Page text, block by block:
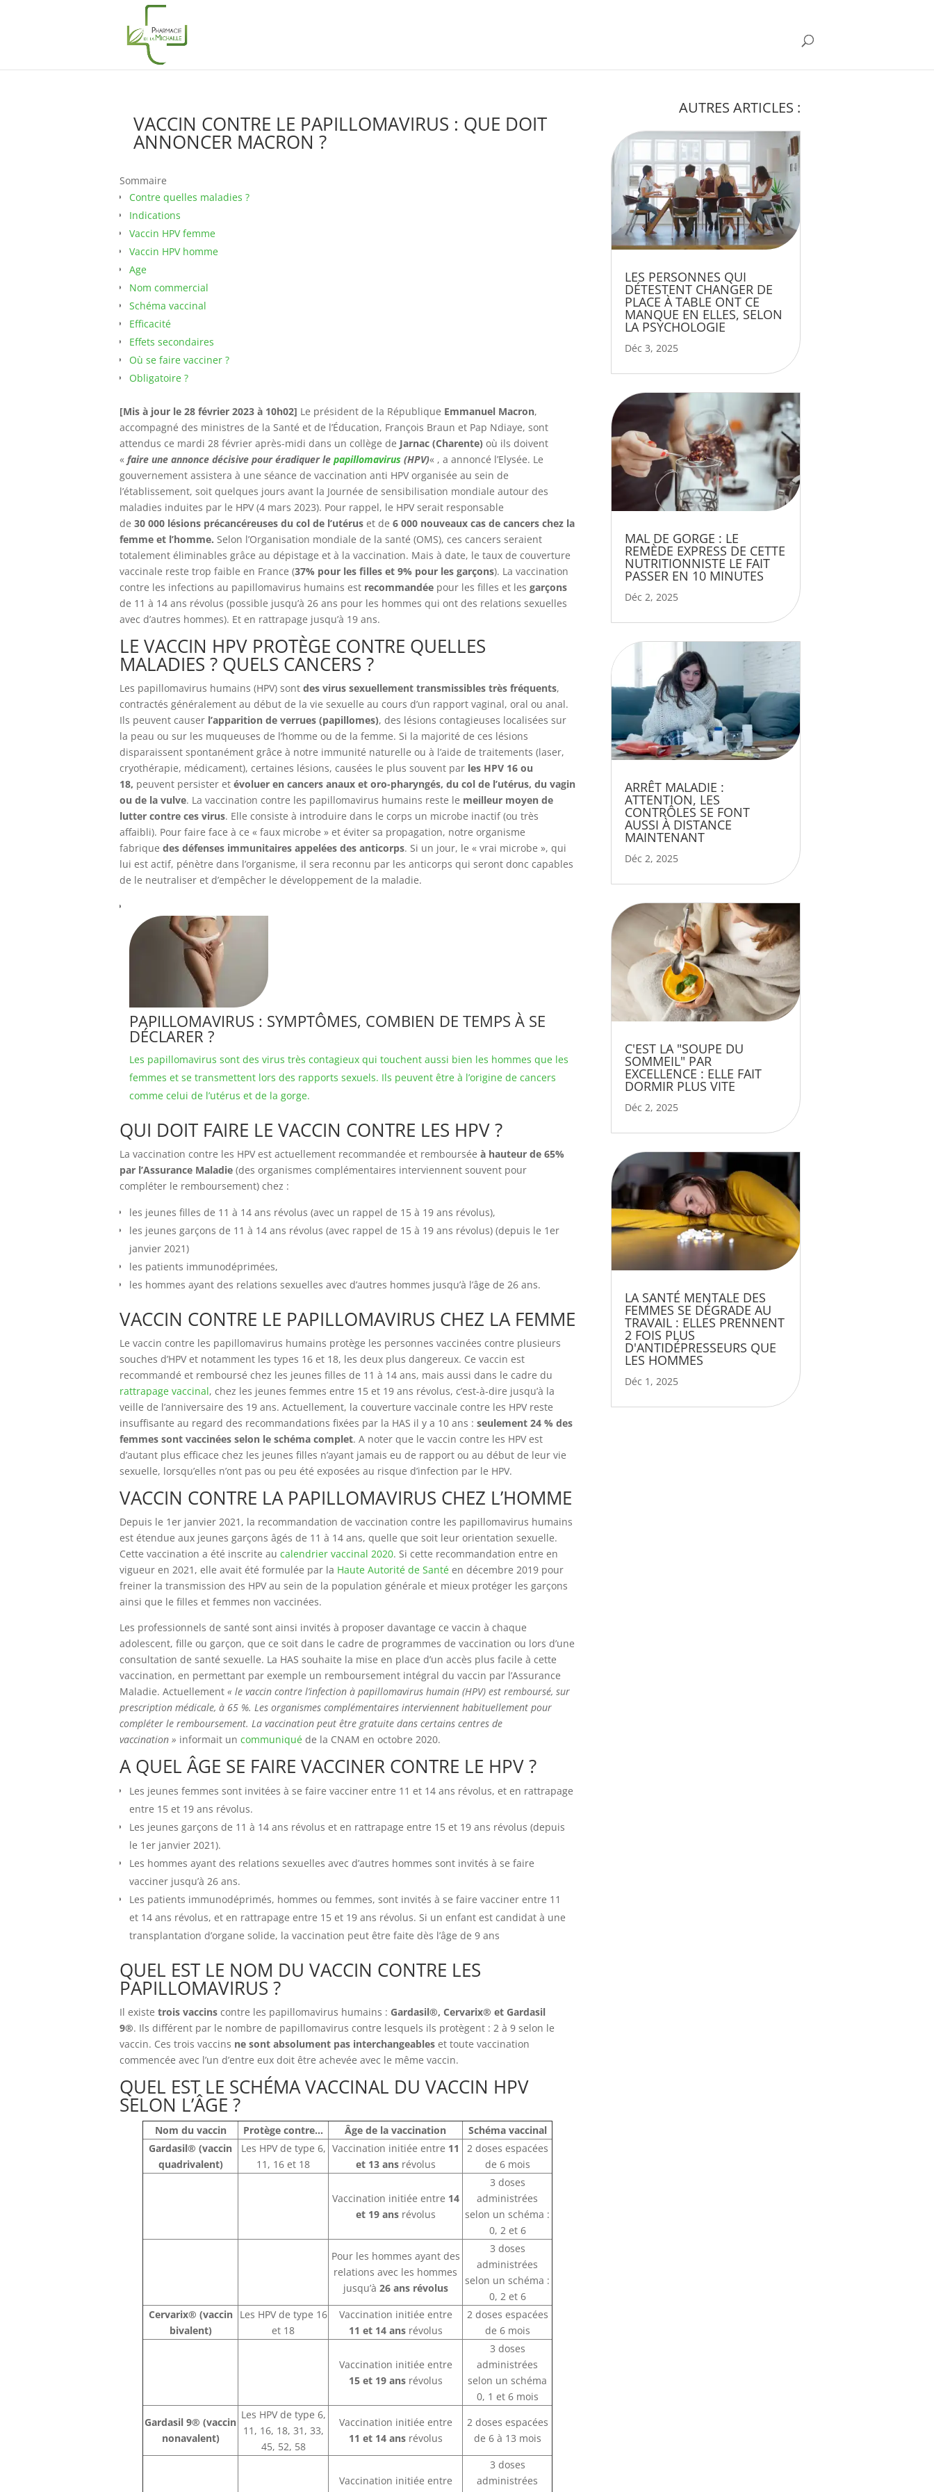
VACCIN CONTRE LE PAPILLOMAVIRUS : QUE DOIT
ANNONCER MACRON ?
Sommaire
Contre quelles maladies ?
Indications
Vaccin HPV femme
Vaccin HPV homme
Age
Nom commercial
Schéma vaccinal
Efficacité
Effets secondaires
Où se faire vacciner ?
Obligatoire ?
[Mis à jour le 28 février 2023 à 10h02] Le président de la République Emmanuel Macron,
accompagné des ministres de la Santé et de l’Éducation, François Braun et Pap Ndiaye, sont
attendus ce mardi 28 février après-midi dans un collège de Jarnac (Charente) où ils doivent
« faire une annonce décisive pour éradiquer le papillomavirus (HPV)« , a annoncé l’Elysée. Le
gouvernement assistera à une séance de vaccination anti HPV organisée au sein de
l’établissement, soit quelques jours avant la Journée de sensibilisation mondiale autour des
maladies induites par le HPV (4 mars 2023). Pour rappel, le HPV serait responsable
de 30 000 lésions précancéreuses du col de l’utérus et de 6 000 nouveaux cas de cancers chez la
femme et l’homme. Selon l’Organisation mondiale de la santé (OMS), ces cancers seraient
totalement éliminables grâce au dépistage et à la vaccination. Mais à date, le taux de couverture
vaccinale reste trop faible en France (37% pour les filles et 9% pour les garçons). La vaccination
contre les infections au papillomavirus humains est recommandée pour les filles et les garçons
de 11 à 14 ans révolus (possible jusqu’à 26 ans pour les hommes qui ont des relations sexuelles
avec d’autres hommes). Et en rattrapage jusqu’à 19 ans.
LE VACCIN HPV PROTÈGE CONTRE QUELLES
MALADIES ? QUELS CANCERS ?
Les papillomavirus humains (HPV) sont des virus sexuellement transmissibles très fréquents,
contractés généralement au début de la vie sexuelle au cours d’un rapport vaginal, oral ou anal.
Ils peuvent causer l’apparition de verrues (papillomes), des lésions contagieuses localisées sur
la peau ou sur les muqueuses de l’homme ou de la femme. Si la majorité de ces lésions
disparaissent spontanément grâce à notre immunité naturelle ou à l’aide de traitements (laser,
cryothérapie, médicament), certaines lésions, causées le plus souvent par les HPV 16 ou
18, peuvent persister et évoluer en cancers anaux et oro-pharyngés, du col de l’utérus, du vagin
ou de la vulve. La vaccination contre les papillomavirus humains reste le meilleur moyen de
lutter contre ces virus. Elle consiste à introduire dans le corps un microbe inactif (ou très
affaibli). Pour faire face à ce « faux microbe » et éviter sa propagation, notre organisme
fabrique des défenses immunitaires appelées des anticorps. Si un jour, le « vrai microbe », qui
lui est actif, pénètre dans l’organisme, il sera reconnu par les anticorps qui seront donc capables
de le neutraliser et d’empêcher le développement de la maladie.
PAPILLOMAVIRUS : SYMPTÔMES, COMBIEN DE TEMPS À SE
DÉCLARER ?
Les papillomavirus sont des virus très contagieux qui touchent aussi bien les hommes que les
femmes et se transmettent lors des rapports sexuels. Ils peuvent être à l’origine de cancers
comme celui de l’utérus et de la gorge.
QUI DOIT FAIRE LE VACCIN CONTRE LES HPV ?
La vaccination contre les HPV est actuellement recommandée et remboursée à hauteur de 65%
par l’Assurance Maladie (des organismes complémentaires interviennent souvent pour
compléter le remboursement) chez :
les jeunes filles de 11 à 14 ans révolus (avec un rappel de 15 à 19 ans révolus),
les jeunes garçons de 11 à 14 ans révolus (avec rappel de 15 à 19 ans révolus) (depuis le 1er
janvier 2021)
les patients immunodéprimées,
les hommes ayant des relations sexuelles avec d’autres hommes jusqu’à l’âge de 26 ans.
VACCIN CONTRE LE PAPILLOMAVIRUS CHEZ LA FEMME
Le vaccin contre les papillomavirus humains protège les personnes vaccinées contre plusieurs
souches d’HPV et notamment les types 16 et 18, les deux plus dangereux. Ce vaccin est
recommandé et remboursé chez les jeunes filles de 11 à 14 ans, mais aussi dans le cadre du
rattrapage vaccinal, chez les jeunes femmes entre 15 et 19 ans révolus, c’est-à-dire jusqu’à la
veille de l’anniversaire des 19 ans. Actuellement, la couverture vaccinale contre les HPV reste
insuffisante au regard des recommandations fixées par la HAS il y a 10 ans : seulement 24 % des
femmes sont vaccinées selon le schéma complet. A noter que le vaccin contre les HPV est
d’autant plus efficace chez les jeunes filles n’ayant jamais eu de rapport ou au début de leur vie
sexuelle, lorsqu’elles n’ont pas ou peu été exposées au risque d’infection par le HPV.
VACCIN CONTRE LA PAPILLOMAVIRUS CHEZ L’HOMME
Depuis le 1er janvier 2021, la recommandation de vaccination contre les papillomavirus humains
est étendue aux jeunes garçons âgés de 11 à 14 ans, quelle que soit leur orientation sexuelle.
Cette vaccination a été inscrite au calendrier vaccinal 2020. Si cette recommandation entre en
vigueur en 2021, elle avait été formulée par la Haute Autorité de Santé en décembre 2019 pour
freiner la transmission des HPV au sein de la population générale et mieux protéger les garçons
ainsi que le filles et femmes non vaccinées.
Les professionnels de santé sont ainsi invités à proposer davantage ce vaccin à chaque
adolescent, fille ou garçon, que ce soit dans le cadre de programmes de vaccination ou lors d’une
consultation de santé sexuelle. La HAS souhaite la mise en place d’un accès plus facile à cette
vaccination, en permettant par exemple un remboursement intégral du vaccin par l’Assurance
Maladie. Actuellement « le vaccin contre l’infection à papillomavirus humain (HPV) est remboursé, sur
prescription médicale, à 65 %. Les organismes complémentaires interviennent habituellement pour
compléter le remboursement. La vaccination peut être gratuite dans certains centres de
vaccination » informait un communiqué de la CNAM en octobre 2020.
A QUEL ÂGE SE FAIRE VACCINER CONTRE LE HPV ?
Les jeunes femmes sont invitées à se faire vacciner entre 11 et 14 ans révolus, et en rattrapage
entre 15 et 19 ans révolus.
Les jeunes garçons de 11 à 14 ans révolus et en rattrapage entre 15 et 19 ans révolus (depuis
le 1er janvier 2021).
Les hommes ayant des relations sexuelles avec d’autres hommes sont invités à se faire
vacciner jusqu’à 26 ans.
Les patients immunodéprimés, hommes ou femmes, sont invités à se faire vacciner entre 11
et 14 ans révolus, et en rattrapage entre 15 et 19 ans révolus. Si un enfant est candidat à une
transplantation d’organe solide, la vaccination peut être faite dès l’âge de 9 ans
QUEL EST LE NOM DU VACCIN CONTRE LES
PAPILLOMAVIRUS ?
Il existe trois vaccins contre les papillomavirus humains : Gardasil®, Cervarix® et Gardasil
9®. Ils différent par le nombre de papillomavirus contre lesquels ils protègent : 2 à 9 selon le
vaccin. Ces trois vaccins ne sont absolument pas interchangeables et toute vaccination
commencée avec l’un d’entre eux doit être achevée avec le même vaccin.
QUEL EST LE SCHÉMA VACCINAL DU VACCIN HPV
SELON L’ÂGE ?
Nom du vaccin Protège contre… Âge de la vaccination
Schéma vaccinal
Gardasil® (vaccin
quadrivalent)
Les HPV de type 6,
11, 16 et 18
Vaccination initiée entre 11
et 13 ansrévolus
2 doses espacées
de 6 mois
Vaccination initiée entre 14
et 19 ansrévolus
3 doses
administrées
selon un schéma :
0, 2 et 6
Pour les hommes ayant des
relations avec les hommes
jusqu’à 26 ans révolus
3 doses
administrées
selon un schéma :
0, 2 et 6
Cervarix® (vaccin
bivalent)
Les HPV de type 16
et 18
Vaccination initiée entre
11 et 14 ansrévolus
2 doses espacées
de 6 mois
Vaccination initiée entre
15 et 19 ansrévolus
3 doses
administrées
selon un schéma
0, 1 et 6 mois
Gardasil 9® (vaccin
nonavalent)
Les HPV de type 6,
11, 16, 18, 31, 33,
45, 52, 58
Vaccination initiée entre
11 et 14 ansrévolus
2 doses espacées
de 6 à 13 mois
Vaccination initiée entre
3 doses
administrées
AUTRES ARTICLES :
LES PERSONNES QUI
DÉTESTENT CHANGER DE
PLACE À TABLE ONT CE
MANQUE EN ELLES, SELON
LA PSYCHOLOGIE
Déc 3, 2025
MAL DE GORGE : LE
REMÈDE EXPRESS DE CETTE
NUTRITIONNISTE LE FAIT
PASSER EN 10 MINUTES
Déc 2, 2025
ARRÊT MALADIE :
ATTENTION, LES
CONTRÔLES SE FONT
AUSSI À DISTANCE
MAINTENANT
Déc 2, 2025
C'EST LA "SOUPE DU
SOMMEIL" PAR
EXCELLENCE : ELLE FAIT
DORMIR PLUS VITE
Déc 2, 2025
LA SANTÉ MENTALE DES
FEMMES SE DÉGRADE AU
TRAVAIL : ELLES PRENNENT
2 FOIS PLUS
D'ANTIDÉPRESSEURS QUE
LES HOMMES
Déc 1, 2025